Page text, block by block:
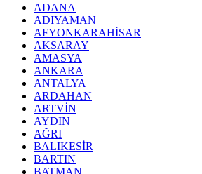
ADANA
ADIYAMAN
AFYONKARAHİSAR
AKSARAY
AMASYA
ANKARA
ANTALYA
ARDAHAN
ARTVİN
AYDIN
AĞRI
BALIKESİR
BARTIN
BATMAN